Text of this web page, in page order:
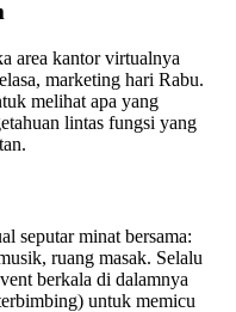
area kantor virtualnya
marketing hari Rabu.
melihat apa yang
lintas fungsi yang
seputar minat bersama:
ruang masak. Selalu
berkala di dalamnya
untuk memicu